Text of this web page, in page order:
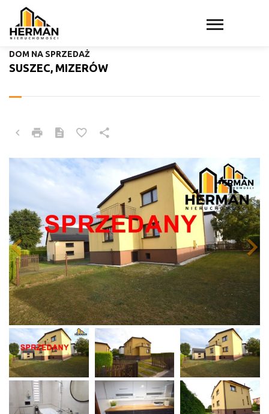
SUSZEC, MIZERÓW
DOM NA SPRZEDAŻ